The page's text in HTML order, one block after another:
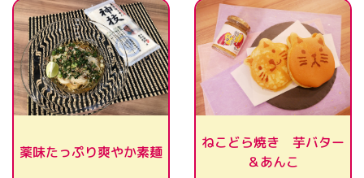
薬味たっぷり爽やか素麺
ねこどら焼き 芋バター
＆あんこ